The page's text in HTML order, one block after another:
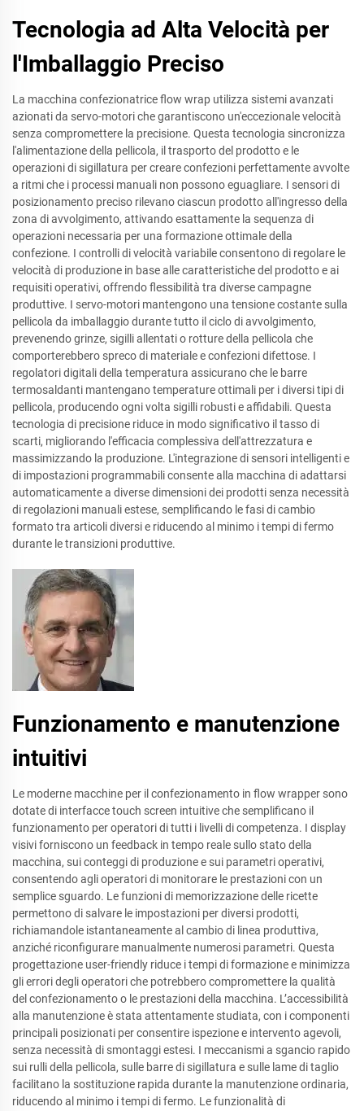
Tecnologia ad Alta Velocità per
l'Imballaggio Preciso
La macchina confezionatrice flow wrap utilizza sistemi avanzati
azionati da servo-motori che garantiscono un'eccezionale velocità
senza compromettere la precisione. Questa tecnologia sincronizza
l'alimentazione della pellicola, il trasporto del prodotto e le
operazioni di sigillatura per creare confezioni perfettamente avvolte
a ritmi che i processi manuali non possono eguagliare. I sensori di
posizionamento preciso rilevano ciascun prodotto all'ingresso della
zona di avvolgimento, attivando esattamente la sequenza di
operazioni necessaria per una formazione ottimale della
confezione. I controlli di velocità variabile consentono di regolare le
velocità di produzione in base alle caratteristiche del prodotto e ai
requisiti operativi, offrendo flessibilità tra diverse campagne
produttive. I servo-motori mantengono una tensione costante sulla
pellicola da imballaggio durante tutto il ciclo di avvolgimento,
prevenendo grinze, sigilli allentati o rotture della pellicola che
comporterebbero spreco di materiale e confezioni difettose. I
regolatori digitali della temperatura assicurano che le barre
termosaldanti mantengano temperature ottimali per i diversi tipi di
pellicola, producendo ogni volta sigilli robusti e affidabili. Questa
tecnologia di precisione riduce in modo significativo il tasso di
scarti, migliorando l'efficacia complessiva dell'attrezzatura e
massimizzando la produzione. L'integrazione di sensori intelligenti e
di impostazioni programmabili consente alla macchina di adattarsi
automaticamente a diverse dimensioni dei prodotti senza necessità
di regolazioni manuali estese, semplificando le fasi di cambio
formato tra articoli diversi e riducendo al minimo i tempi di fermo
durante le transizioni produttive.
Funzionamento e manutenzione
intuitivi
Le moderne macchine per il confezionamento in flow wrapper sono
dotate di interfacce touch screen intuitive che semplificano il
funzionamento per operatori di tutti i livelli di competenza. I display
visivi forniscono un feedback in tempo reale sullo stato della
macchina, sui conteggi di produzione e sui parametri operativi,
consentendo agli operatori di monitorare le prestazioni con un
semplice sguardo. Le funzioni di memorizzazione delle ricette
permettono di salvare le impostazioni per diversi prodotti,
richiamandole istantaneamente al cambio di linea produttiva,
anziché riconfigurare manualmente numerosi parametri. Questa
progettazione user-friendly riduce i tempi di formazione e minimizza
gli errori degli operatori che potrebbero compromettere la qualità
del confezionamento o le prestazioni della macchina. L’accessibilità
alla manutenzione è stata attentamente studiata, con i componenti
principali posizionati per consentire ispezione e intervento agevoli,
senza necessità di smontaggi estesi. I meccanismi a sgancio rapido
sui rulli della pellicola, sulle barre di sigillatura e sulle lame di taglio
facilitano la sostituzione rapida durante la manutenzione ordinaria,
riducendo al minimo i tempi di fermo. Le funzionalità di